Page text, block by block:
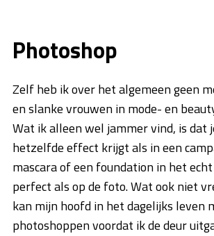
Photoshop
Zelf heb ik over het algemeen geen
en slanke vrouwen in mode- en
Wat ik alleen wel jammer vind, is dat
hetzelfde effect krijgt als in een
mascara of een foundation in het
perfect als op de foto. Wat ook niet
kan mijn hoofd in het dagelijks leven
photoshoppen voordat ik de deur